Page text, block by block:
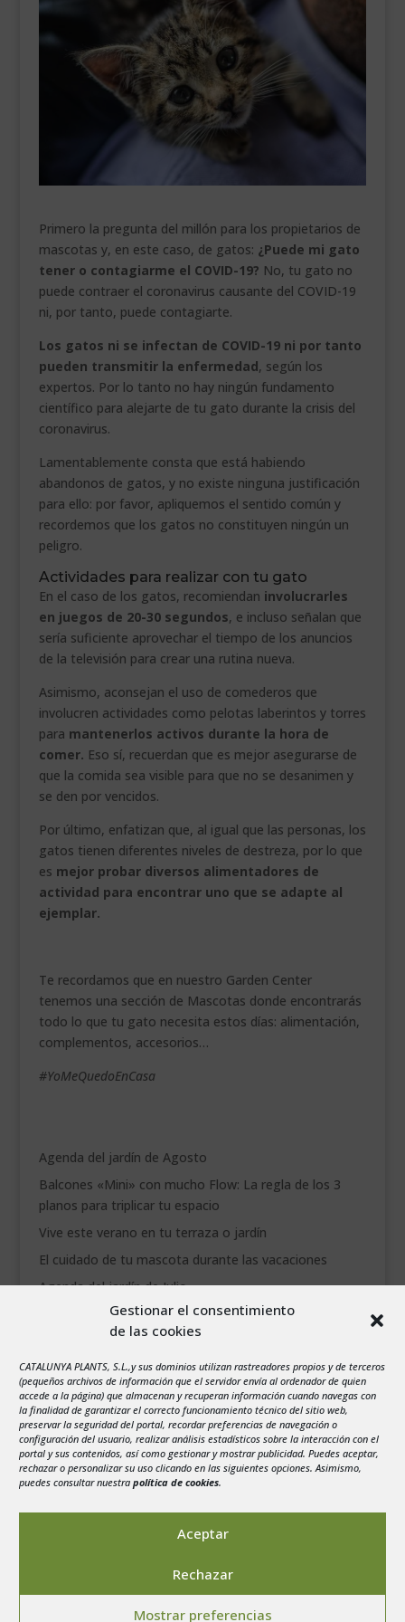
Gestionar el consentimiento
de las cookies
CATALUNYA PLANTS, S.L.,y sus dominios utilizan rastreadores propios y de terceros
(pequeños archivos de información que el servidor envía al ordenador de quien
accede a la página) que almacenan y recuperan información cuando navegas con
la finalidad de garantizar el correcto funcionamiento técnico del sitio web,
preservar la seguridad del portal, recordar preferencias de navegación o
configuración del usuario, realizar análisis estadísticos sobre la interacción con el
portal y sus contenidos, así como gestionar y mostrar publicidad. Puedes aceptar,
rechazar o personalizar su uso clicando en las siguientes opciones. Asimismo,
puedes consultar nuestra política de cookies.
Aceptar
Rechazar
Mostrar preferencias
___________________________
VEURE EN CATALÀ
Primero la pregunta del millón para los propietarios de
mascotas y, en este caso, de gatos: ¿Puede mi gato
tener o contagiarme el COVID-19? No, tu gato no
puede contraer el coronavirus causante del COVID-19
ni, por tanto, puede contagiarte.
Los gatos ni se infectan de COVID-19 ni por tanto
pueden transmitir la enfermedad, según los
expertos. Por lo tanto no hay ningún fundamento
científico para alejarte de tu gato durante la crisis del
coronavirus.
Lamentablemente consta que está habiendo
abandonos de gatos, y no existe ninguna justificación
para ello: por favor, apliquemos el sentido común y
recordemos que los gatos no constituyen ningún un
peligro.
Actividades para realizar con tu gato
En el caso de los gatos, recomiendan involucrarles
en juegos de 20-30 segundos, e incluso señalan que
sería suficiente aprovechar el tiempo de los anuncios
de la televisión para crear una rutina nueva.
Asimismo, aconsejan el uso de comederos que
involucren actividades como pelotas laberintos y torres
para mantenerlos activos durante la hora de
comer. Eso sí, recuerdan que es mejor asegurarse de
que la comida sea visible para que no se desanimen y
se den por vencidos.
Por último, enfatizan que, al igual que las personas, los
gatos tienen diferentes niveles de destreza, por lo que
es mejor probar diversos alimentadores de
actividad para encontrar uno que se adapte al
ejemplar.
Te recordamos que en nuestro Garden Center
tenemos una sección de Mascotas donde encontrarás
todo lo que tu gato necesita estos días: alimentación,
complementos, accesorios…
#YoMeQuedoEnCasa
Agenda del jardín de Agosto
Balcones «Mini» con mucho Flow: La regla de los 3
planos para triplicar tu espacio
Vive este verano en tu terraza o jardín
El cuidado de tu mascota durante las vacaciones
Agenda del jardín de Julio
agosto 2026
1
2
3
4 5 6 7 8
9
10
11 12 13 14 15
16
17
18 19 20 21 22
23
24
25 26 27
31